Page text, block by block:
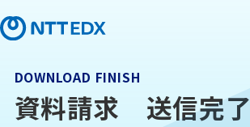
DOWNLOAD FINISH
資料請求 送信完了